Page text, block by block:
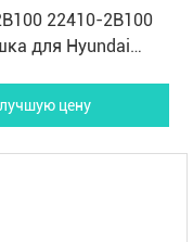
22410-2B100
для Hyundai
цену